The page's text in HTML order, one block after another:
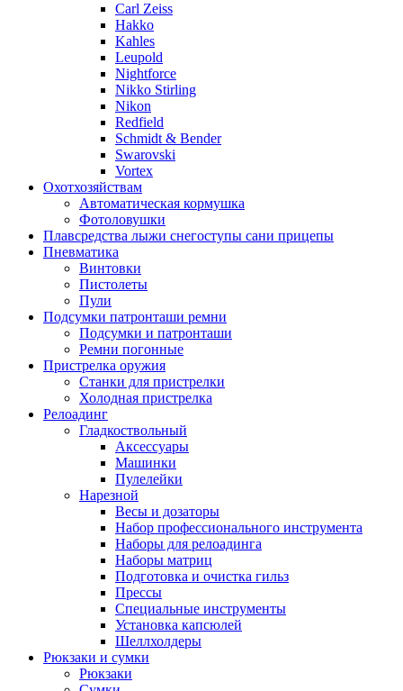
Carl Zeiss
Hakko
Kahles
Leupold
Nightforce
Nikko Stirling
Nikon
Redfield
Schmidt & Bender
Swarovski
Vortex
Охотхозяйствам
Автоматическая кормушка
Фотоловушки
Плавсредства лыжи снегоступы сани прицепы
Пневматика
Винтовки
Пистолеты
Пули
Подсумки патронташи ремни
Подсумки и патронташи
Ремни погонные
Пристрелка оружия
Станки для пристрелки
Холодная пристрелка
Релоадинг
Гладкоствольный
Аксессуары
Машинки
Пулелейки
Нарезной
Весы и дозаторы
Набор профессионального инструмента
Наборы для релоадинга
Наборы матриц
Подготовка и очистка гильз
Прессы
Специальные инструменты
Установка капсюлей
Шеллхолдеры
Рюкзаки и сумки
Рюкзаки